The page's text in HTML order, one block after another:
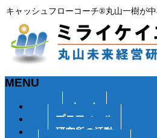
キャッシュフローコーチ®丸山一樹が
MENU
ホーム
プロフィール
研究所の活動